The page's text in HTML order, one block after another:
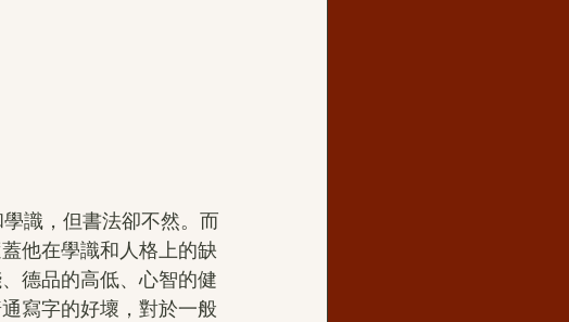
他在學識和人格上的缺
德品的高低、心智的健
寫字的好壞，對於一般